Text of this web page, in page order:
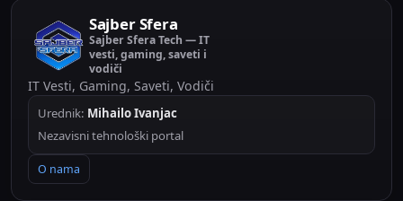
Sajber Sfera
Sajber Sfera Tech — IT
vesti, gaming, saveti i
vodiči
IT Vesti, Gaming, Saveti, Vodiči
Urednik: Mihailo Ivanjac
Nezavisni tehnološki portal
O nama